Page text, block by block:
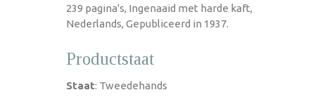
239 pagina's, Ingenaaid met harde kaft,
Nederlands, Gepubliceerd in 1937.
Productstaat
Staat: Tweedehands